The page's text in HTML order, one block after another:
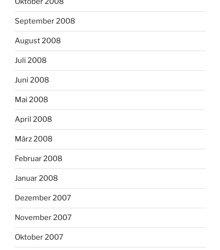
September 2008
August 2008
Juli 2008
Juni 2008
Mai 2008
April 2008
März 2008
Februar 2008
Januar 2008
Dezember 2007
November 2007
Oktober 2007